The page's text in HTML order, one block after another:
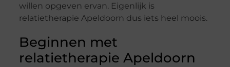
willen opgeven ervan. Eigenlijk is
relatietherapie Apeldoorn dus iets heel moois.
Beginnen met
relatietherapie Apeldoorn